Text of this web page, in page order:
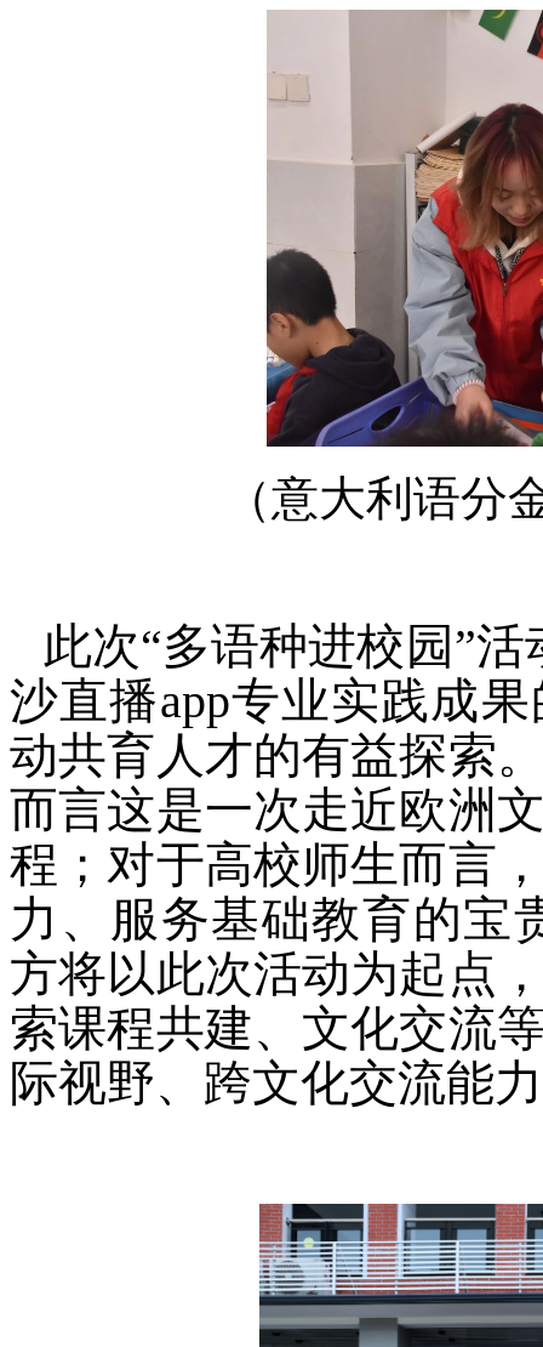
（意大利语分
此次“多语种进校园”
沙直播app专业实践成
动共育人才的有益探索
而言这是一次走近欧洲
程；对于高校师生而言
力、服务基础教育的宝
方将以此次活动为起点
索课程共建、文化交流
际视野、跨文化交流能